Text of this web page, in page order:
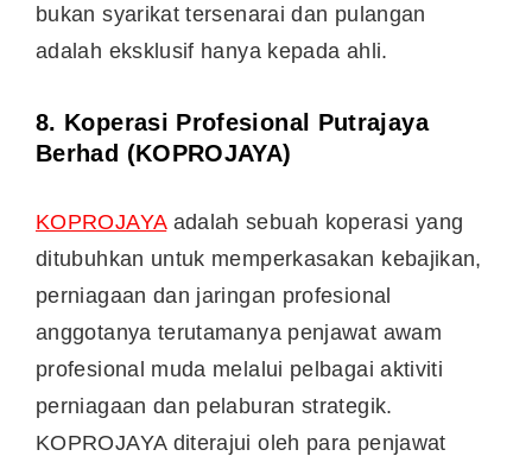
bukan syarikat tersenarai dan pulangan
adalah eksklusif hanya kepada ahli.
8. Koperasi Profesional Putrajaya
Berhad (KOPROJAYA)
KOPROJAYAadalah sebuah koperasi yang
ditubuhkan untuk memperkasakan kebajikan,
perniagaan dan jaringan profesional
anggotanya terutamanya penjawat awam
profesional muda melalui pelbagai aktiviti
perniagaan dan pelaburan strategik.
KOPROJAYA diterajui oleh para penjawat